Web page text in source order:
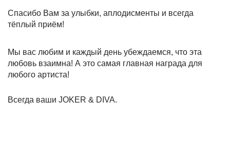
Спасибо Вам за улыбки, аплодисменты и всегда
тёплый приём!
Мы вас любим и каждый день убеждаемся, что эта
любовь взаимна! А это самая главная награда для
любого артиста!
Всегда ваши JOKER & DIVA.